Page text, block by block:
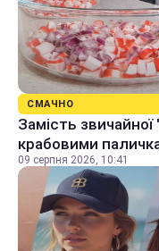
СМАЧНО
Замість
крабовими
09 серпня 2026, 10:41